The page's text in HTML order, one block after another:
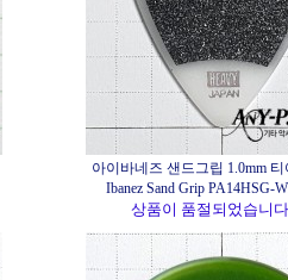
아이바네즈 샌드그립 1.0mm
Ibanez Sand Grip PA14HSG-
상품이 품절되었습니